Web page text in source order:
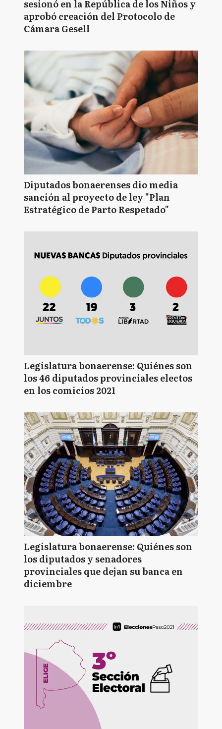
sesionó en la República de los Niños y
aprobó creación del Protocolo de
Cámara Gesell
Diputados bonaerenses dio media
sanción al proyecto de ley "Plan
Estratégico de Parto Respetado"
Legislatura bonaerense: Quiénes son
los 46 diputados provinciales electos
en los comicios 2021
Legislatura bonaerense: Quiénes son
los diputados y senadores
provinciales que dejan su banca en
diciembre